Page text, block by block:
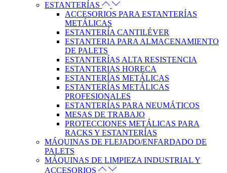
ESTANTERÍAS
ACCESORIOS PARA ESTANTERÍAS
METÁLICAS
ESTANTERÍA CANTILÉVER
ESTANTERIA PARA ALMACENAMIENTO
DE PALETS
ESTANTERÍAS ALTA RESISTENCIA
ESTANTERIAS HORECA
ESTANTERÍAS METÁLICAS
ESTANTERÍAS METÁLICAS
PROFESIONALES
ESTANTERÍAS PARA NEUMÁTICOS
MESAS DE TRABAJO
PROTECCIONES METÁLICAS PARA
RACKS Y ESTANTERÍAS
MÁQUINAS DE FLEJADO/ENFARDADO DE
PALETS
MÁQUINAS DE LIMPIEZA INDUSTRIAL Y
ACCESORIOS